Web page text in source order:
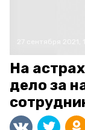
На
дело за